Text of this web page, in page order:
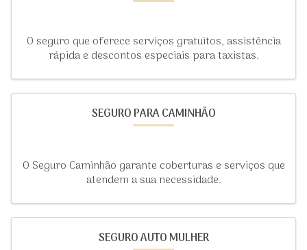
O seguro que oferece serviços gratuitos, assistência
rápida e descontos especiais para taxistas.
SEGURO PARA CAMINHÃO
O Seguro Caminhão garante coberturas e serviços que
atendem a sua necessidade.
SEGURO AUTO MULHER